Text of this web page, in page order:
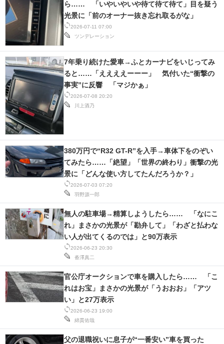
2026-07-11 07:00
ツンデレーション
ら…… 「いやいやいや待て待て待て」目を疑う
光景に「前のオーナー抜き忘れ取るがな」
2026-07-08 20:20
川上酒乃
7年乗り続けた愛車→ふとカーナビをいじってみ
ると……「ええええーーー」 気付いた“衝撃の
事実”に反響 「マジかぁ」
2026-07-03 07:20
羽野源一郎
380万円で“R32 GT-R”を入手→車体下をのぞい
てみたら……「絶望」「世界の終わり」衝撃の光
景に「どんな使い方してたんだろうか？」
2026-06-23 20:30
沓澤真二
無人の駐車場→精算しようしたら…… 「なにこ
れ」まさかの光景が「勘弁して」「わざと払わな
い人が出てくるのでは」と90万表示
2026-06-23 19:00
綿貫佑哉
官公庁オークションで車を購入したら…… 「こ
れはお宝」まさかの光景が「うおおお」「アツ
い」と27万表示
父の退職祝いに息子が“一番安い”車を買った